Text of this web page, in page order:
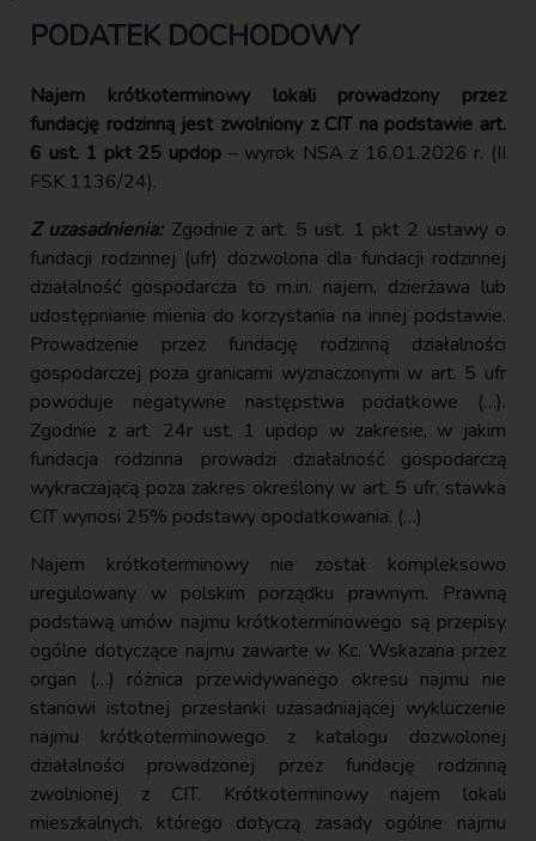
PODATEK DOCHODOWY
Najem krótkoterminowy lokali prowadzony przez
fundację rodzinną jest zwolniony z CIT na podstawie art.
6 ust. 1 pkt 25 updop– wyrok NSA z 16.01.2026 r. (II
FSK 1136/24).
Z uzasadnienia:Zgodnie z art. 5 ust. 1 pkt 2 ustawy o
fundacji rodzinnej (ufr) dozwolona dla fundacji rodzinnej
działalność gospodarcza to m.in. najem, dzierżawa lub
udostępnianie mienia do korzystania na innej podstawie.
Prowadzenie przez fundację rodzinną działalności
gospodarczej poza granicami wyznaczonymi w art. 5 ufr
powoduje negatywne następstwa podatkowe (…).
Zgodnie z art. 24r ust. 1 updop w zakresie, w jakim
fundacja rodzinna prowadzi działalność gospodarczą
wykraczającą poza zakres określony w art. 5 ufr, stawka
CIT wynosi 25% podstawy opodatkowania. (…)
Najem krótkoterminowy nie został kompleksowo
uregulowany w polskim porządku prawnym. Prawną
podstawą umów najmu krótkoterminowego są przepisy
ogólne dotyczące najmu zawarte w Kc. Wskazana przez
organ (…) różnica przewidywanego okresu najmu nie
stanowi istotnej przesłanki uzasadniającej wykluczenie
najmu krótkoterminowego z katalogu dozwolonej
działalności prowadzonej przez fundację rodzinną
zwolnionej z CIT. Krótkoterminowy najem lokali
mieszkalnych, którego dotyczą zasady ogólne najmu